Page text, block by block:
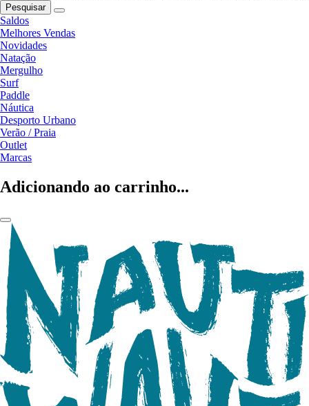
Pesquisar
Saldos
Melhores Vendas
Novidades
Natação
Mergulho
Surf
Paddle
Náutica
Desporto Urbano
Verão / Praia
Outlet
Marcas
Adicionando ao carrinho...